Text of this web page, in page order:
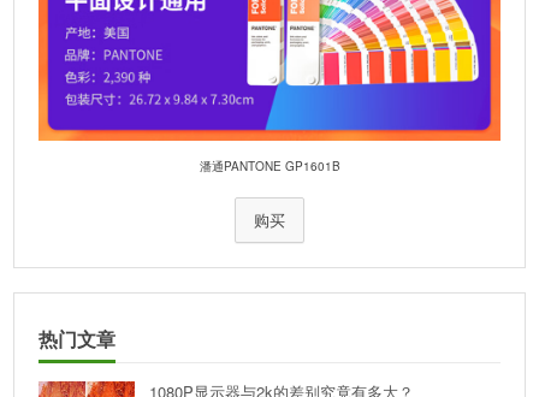
潘通PANTONE GP1601B
购买
热门文章
1080P显示器与2k的差别究竟有多大？